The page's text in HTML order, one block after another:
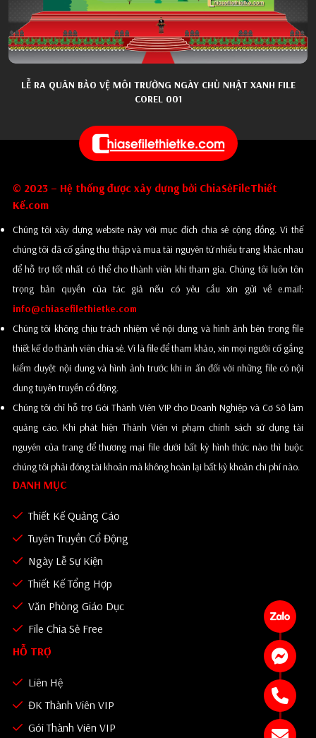
LỄ RA QUÂN BẢO VỆ MÔI TRƯỜNG NGÀY CHỦ NHẬT XANH FILE
COREL 001
© 2023 – Hệ thống được xây dựng bởi ChiaSẻFileThiết
Kế.com
Chúng tôi xây dựng website này với mục đích chia sẻ cộng đồng. Vì thế
chúng tôi đã cố gắng thu thập và mua tài nguyên từ nhiều trang khác nhau
để hỗ trợ tốt nhất có thể cho thành viên khi tham gia. Chúng tôi luôn tôn
trọng bản quyền của tác giả nếu có yêu cầu xin gửi về e.mail:
info@chiasefilethietke.com
Chúng tôi không chịu trách nhiệm về nội dung và hình ảnh bên trong file
thiết kế do thành viên chia sẻ. Vì là file để tham khảo, xin mọi người cố gắng
kiểm duyệt nội dung và hình ảnh trước khi in ấn đối với những file có nội
dung tuyên truyền cổ động.
Chúng tôi chỉ hỗ trợ Gói Thành Viên VIP cho Doanh Nghiệp và Cơ Sở làm
quảng cáo. Khi phát hiện Thành Viên vi phạm chính sách sử dụng tài
nguyên của trang để thương mại file dưới bất kỳ hình thức nào thì buộc
chúng tôi phải đóng tài khoản mà không hoàn lại bất kỳ khoản chi phí nào.
DANH MỤC
Thiết Kế Quảng Cáo
Tuyên Truyền Cổ Động
Ngày Lễ Sự Kiện
Thiết Kế Tổng Hợp
Văn Phòng Giáo Dục
File Chia Sẻ Free
HỖ TRỢ
Liên Hệ
ĐK Thành Viên VIP
Gói Thành Viên VIP